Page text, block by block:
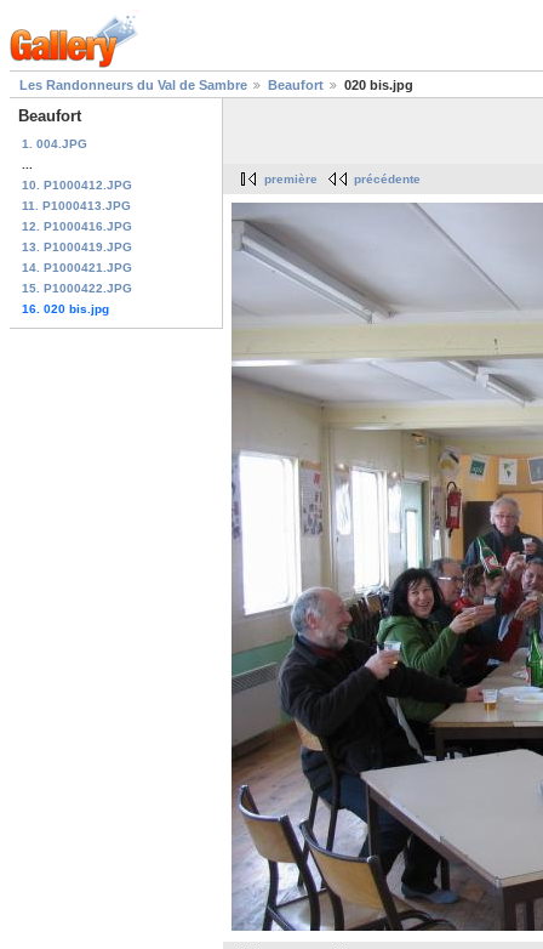
Les Randonneurs du Val de Sambre Beaufort 020 bis.jpg
Beaufort
1. 004.JPG
10. P1000412.JPG
11. P1000413.JPG
12. P1000416.JPG
13. P1000419.JPG
14. P1000421.JPG
15. P1000422.JPG
16. 020 bis.jpg
première précédente